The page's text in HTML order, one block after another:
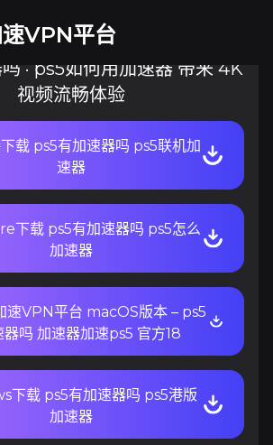
VPN平台
· ps5如何用加速器 带来 4K
视频流畅体验
载 ps5有加速器吗 ps5联机加
速器
下载 ps5有加速器吗 ps5怎么
加速器
速VPN平台 macOS版本 – ps5
器吗 加速器加速ps5 官方18
下载 ps5有加速器吗 ps5港版
加速器